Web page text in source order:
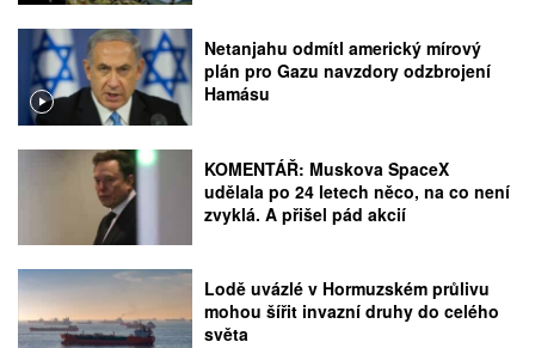
Netanjahu odmítl americký mírový
plán pro Gazu navzdory odzbrojení
Hamásu
KOMENTÁŘ: Muskova SpaceX
udělala po 24 letech něco, na co není
zvyklá. A přišel pád akcií
Lodě uvázlé v Hormuzském průlivu
mohou šířit invazní druhy do celého
světa